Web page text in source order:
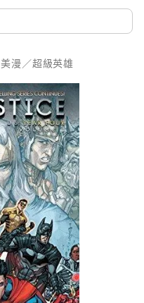
美漫／超級英雄